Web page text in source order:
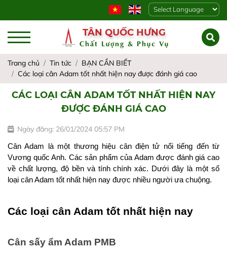
Powered by
TÂN QUỐC HƯNG
Chất Lượng & Phục Vụ
Trang chủ Tin tức
BẠN CẦN BIẾT
Các loại cân Adam tốt nhất hiện nay được đánh giá cao
CÁC LOẠI CÂN ADAM TỐT NHẤT HIỆN NAY
ĐƯỢC ĐÁNH GIÁ CAO
Ngày đăng: 26/01/2024 05:57 PM
Cân Adam là một thương hiệu cân điện tử nổi tiếng đến từ
Vương quốc Anh. Các sản phẩm của Adam được đánh giá cao
về chất lượng, độ bền và tính chính xác. Dưới đây là một số
loại cân Adam tốt nhất hiện nay được nhiều người ưa chuộng.
Các loại cân Adam tốt nhất hiện nay
Cân sấy ẩm Adam PMB